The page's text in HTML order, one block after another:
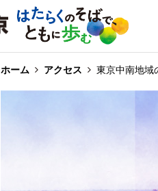
ホーム アクセス 東京中南地域